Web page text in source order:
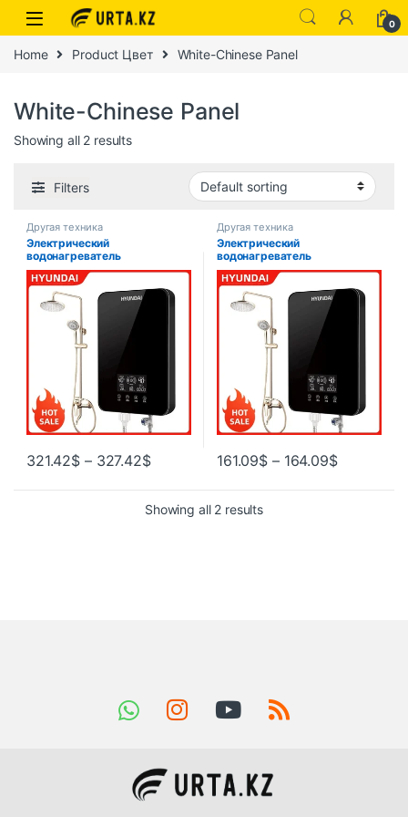
0
Home Product Цвет White-Chinese Panel
White-Chinese Panel
Showing all 2 results
Filters
Другая техника
Электрический
водонагреватель
Мгновенный быстрый нагрев
Бытовая Ванная комната Душ
Небольшой нагреватель воды
без резервуара Кухонный
водонагреватель
Интеллектуальное
управление сенсорным
321.42$ – 327.42$
Другая техника
Электрический
водонагреватель
Мгновенный быстрый нагрев
Бытовая Ванная комната Душ
Небольшой нагреватель воды
без резервуара Кухонный
водонагреватель
Интеллектуальное
управление сенсорным
161.09$ – 164.09$
Showing all 2 results